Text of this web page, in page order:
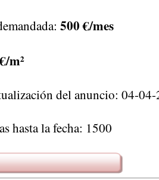
500 €/mes
m²
del anuncio: 04-
hasta la fecha: 1500